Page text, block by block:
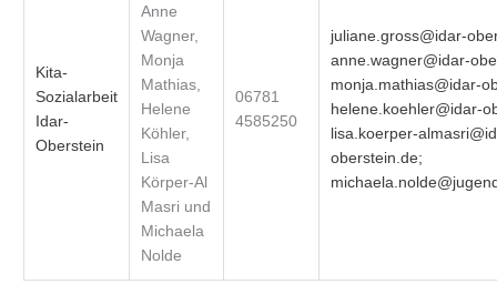
Kita-
Sozialarbeit
Idar-
Oberstein
Anne
Wagner,
Monja
Mathias,
Helene
Köhler,
Lisa
Körper-Al
Masri und
Michaela
Nolde
06781
4585250
juliane.gross@idar-
anne.wagner@idar-
monja.mathias@idar-
helene.koehler@idar-
lisa.koerper-
oberstein.de;